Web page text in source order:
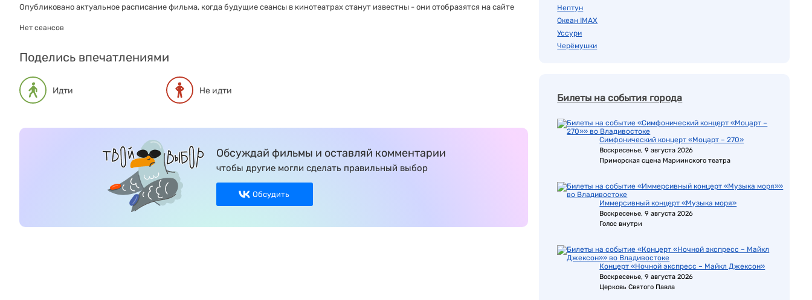
Опубликовано актуальное расписание фильма, когда будущие сеансы в кинотеатрах станут известны - они отобразятся на сайте
Нет сеансов
Поделись впечатлениями
Идти Не идти
Обсуждай фильмы и оставляй комментарии
чтобы другие могли сделать правильный выбор
Обсудить
Нептун
Океан IMAX
Уссури
Черёмушки
Билеты на события города
Симфонический концерт «Моцарт – 270»
Воскресенье, 9 августа 2026
Приморская сцена Мариинского театра
Иммерсивный концерт «Музыка моря»
Воскресенье, 9 августа 2026
Голос внутри
Концерт «Ночной экспресс – Майкл Джексон»
Воскресенье, 9 августа 2026
Церковь Святого Павла